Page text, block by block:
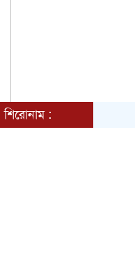
শিরোনাম :